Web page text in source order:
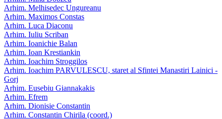
Arhim. Melhisedec Ungureanu
Arhim. Maximos Constas
Arhim. Luca Diaconu
Arhim. Iuliu Scriban
Arhim. Ioanichie Balan
Arhim. Ioan Krestiankin
Arhim. Ioachim Stroggilos
Arhim. Ioachim PARVULESCU, staret al Sfintei Manastiri Lainici -
Gorj
Arhim. Eusebiu Giannakakis
Arhim. Efrem
Arhim. Dionisie Constantin
Arhim. Constantin Chirila (coord.)